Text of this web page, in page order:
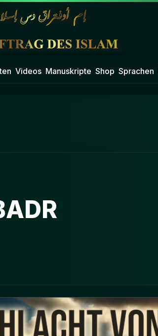
Videos Manuskripte Shop Sprachen